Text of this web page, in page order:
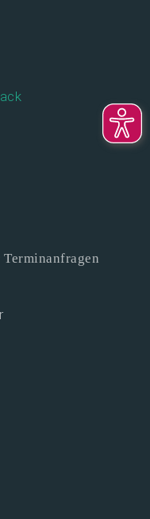
Terminanfragen